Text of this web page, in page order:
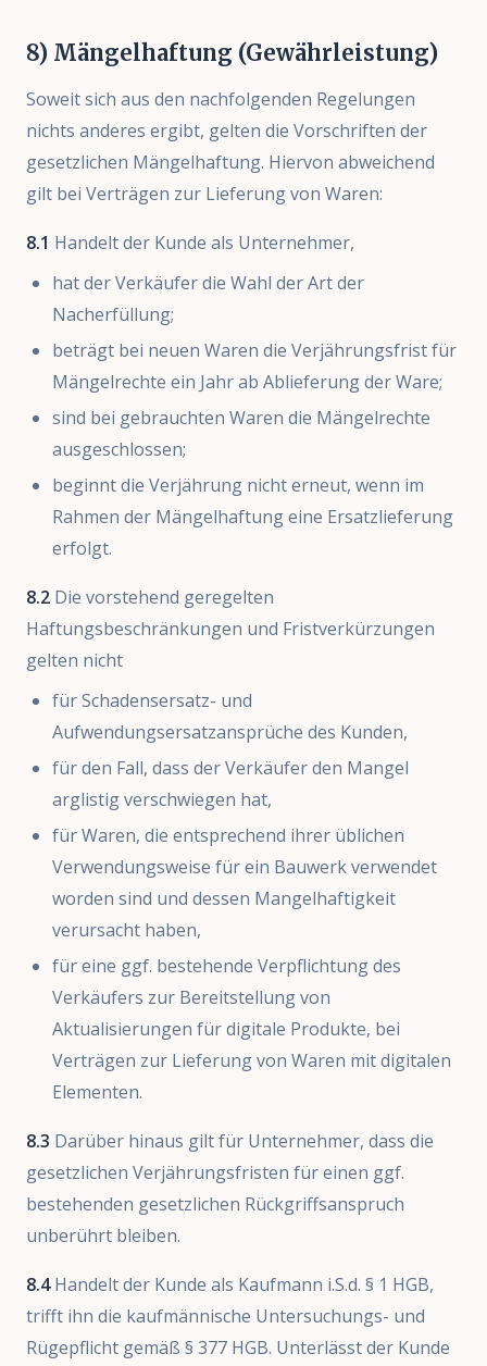
8) Mängelhaftung (Gewährleistung)
Soweit sich aus den nachfolgenden Regelungen
nichts anderes ergibt, gelten die Vorschriften der
gesetzlichen Mängelhaftung. Hiervon abweichend
gilt bei Verträgen zur Lieferung von Waren:
8.1 Handelt der Kunde als Unternehmer,
hat der Verkäufer die Wahl der Art der
Nacherfüllung;
beträgt bei neuen Waren die Verjährungsfrist für
Mängelrechte ein Jahr ab Ablieferung der Ware;
sind bei gebrauchten Waren die Mängelrechte
ausgeschlossen;
beginnt die Verjährung nicht erneut, wenn im
Rahmen der Mängelhaftung eine Ersatzlieferung
erfolgt.
8.2 Die vorstehend geregelten
Haftungsbeschränkungen und Fristverkürzungen
gelten nicht
für Schadensersatz- und
Aufwendungsersatzansprüche des Kunden,
für den Fall, dass der Verkäufer den Mangel
arglistig verschwiegen hat,
für Waren, die entsprechend ihrer üblichen
Verwendungsweise für ein Bauwerk verwendet
worden sind und dessen Mangelhaftigkeit
verursacht haben,
für eine ggf. bestehende Verpflichtung des
Verkäufers zur Bereitstellung von
Aktualisierungen für digitale Produkte, bei
Verträgen zur Lieferung von Waren mit digitalen
Elementen.
8.3 Darüber hinaus gilt für Unternehmer, dass die
gesetzlichen Verjährungsfristen für einen ggf.
bestehenden gesetzlichen Rückgriffsanspruch
unberührt bleiben.
8.4Handelt der Kunde als Kaufmann i.S.d. § 1 HGB,
trifft ihn die kaufmännische Untersuchungs- und
Rügepflicht gemäß § 377 HGB. Unterlässt der Kunde